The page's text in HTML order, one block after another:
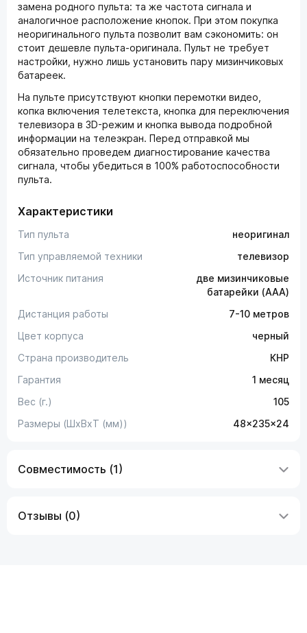
замена родного пульта: та же частота сигнала и
аналогичное расположение кнопок. При этом покупка
неоригинального пульта позволит вам сэкономить: он
стоит дешевле пульта-оригинала. Пульт не требует
настройки, нужно лишь установить пару мизинчиковых
батареек.
На пульте присутствуют кнопки перемотки видео,
копка включения телетекста, кнопка для переключения
телевизора в 3D-режим и кнопка вывода подробной
информации на телеэкран. Перед отправкой мы
обязательно проведем диагностирование качества
сигнала, чтобы убедиться в 100% работоспособности
пульта.
Характеристики
Тип пульта
неоригинал
Тип управляемой техники
телевизор
Источник питания
две мизинчиковые
батарейки (AAA)
Дистанция работы
7-10 метров
Цвет корпуса
черный
Страна производитель
КНР
Гарантия
1 месяц
Вес (г.)
105
Размеры (ШxВxТ (мм))
48x235x24
Совместимость (1)
Отзывы (0)